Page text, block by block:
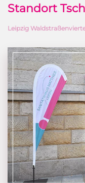
Standort
Leipzig